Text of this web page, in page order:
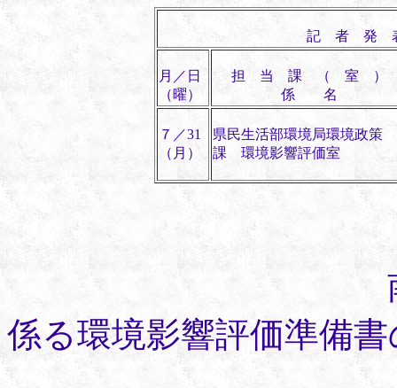
記 者 発
月／日
（曜）
担 当 課 （ 室 ）
係 名
７／31
（月）
県民生活部環境局環境政策
課 環境影響評価室
南淡ビオフ
係る環境影響評価準備